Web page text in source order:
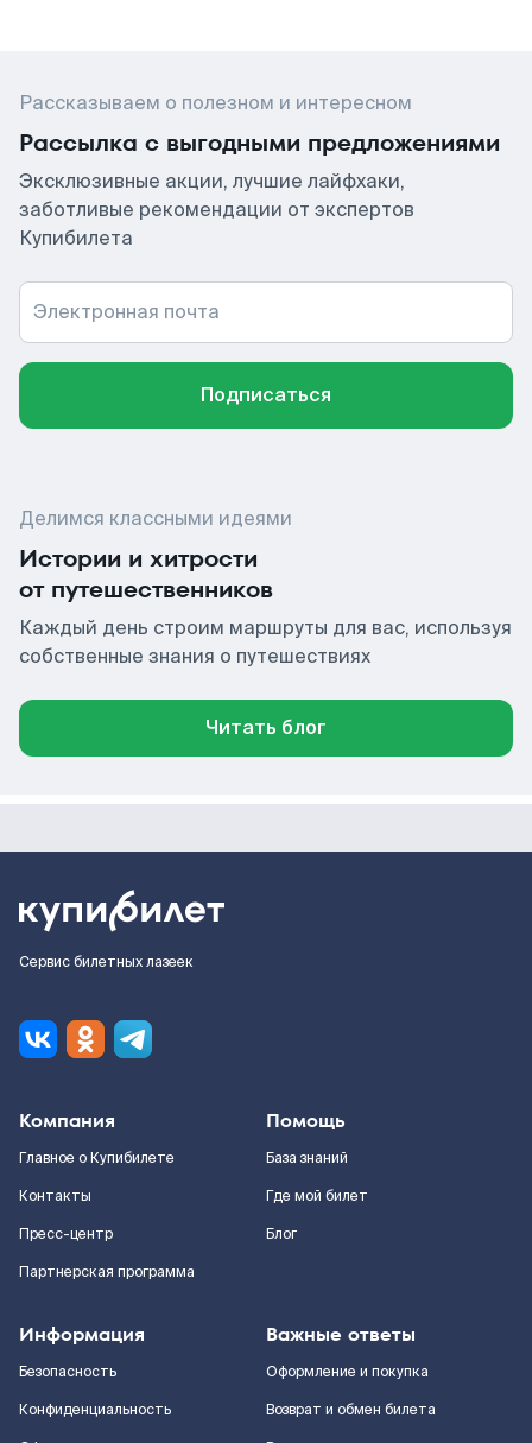
Рассказываем о полезном и интересном
Рассылка с выгодными предложениями
Эксклюзивные акции, лучшие лайфхаки,
заботливые рекомендации от экспертов
Купибилета
Электронная почта
Подписаться
Делимся классными идеями
Истории и хитрости
от путешественников
Каждый день строим маршруты для вас, используя
собственные знания о путешествиях
Читать блог
Сервис билетных лазеек
Компания
Главное о Купибилете
Контакты
Пресс-центр
Партнерская программа
Помощь
База знаний
Где мой билет
Блог
Информация
Безопасность
Конфиденциальность
Важные ответы
Оформление и покупка
Возврат и обмен билета